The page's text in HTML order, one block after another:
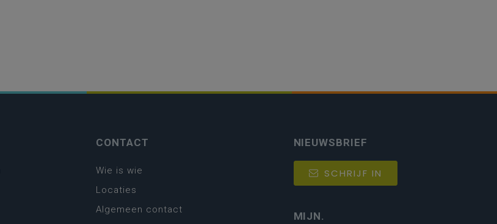
CONTACT
Wie is wie
Locaties
Algemeen contact
NIEUWSBRIEF
SCHRIJF IN
MIJN.